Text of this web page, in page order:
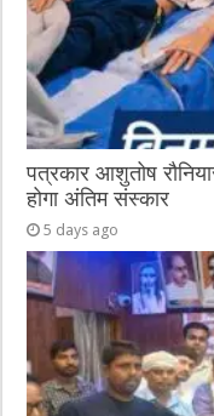
पत्रकार आशुतोष
होगा अंतिम संस्कार
5 days ago